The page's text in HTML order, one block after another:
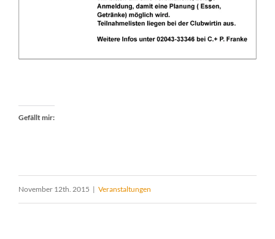
Gefällt mir:
November 12th. 2015 | Veranstaltungen